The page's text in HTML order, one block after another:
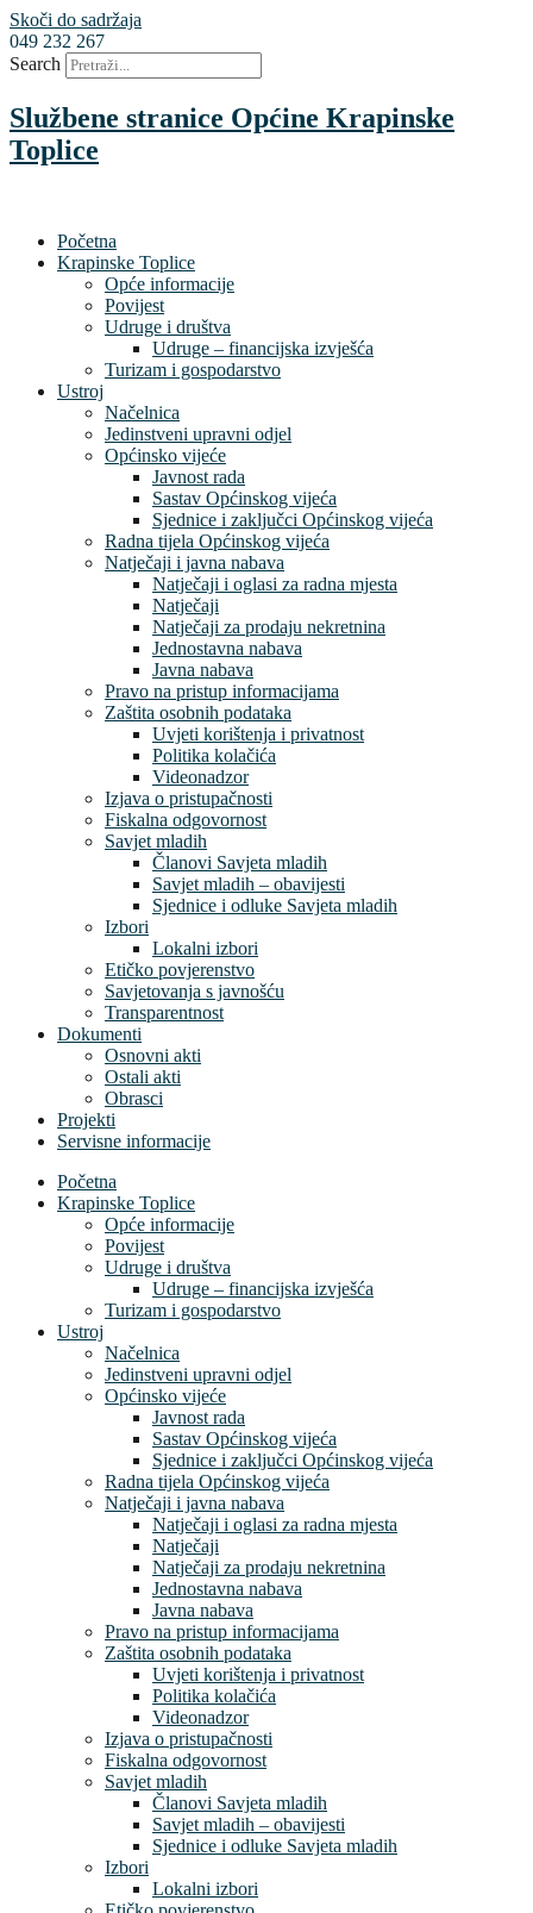
Skoči do sadržaja
049 232 267
Search
Službene stranice Općine Krapinske
Toplice
Početna
Krapinske Toplice
Opće informacije
Povijest
Udruge i društva
Udruge – financijska izvješća
Turizam i gospodarstvo
Ustroj
Načelnica
Jedinstveni upravni odjel
Općinsko vijeće
Javnost rada
Sastav Općinskog vijeća
Sjednice i zaključci Općinskog vijeća
Radna tijela Općinskog vijeća
Natječaji i javna nabava
Natječaji i oglasi za radna mjesta
Natječaji
Natječaji za prodaju nekretnina
Jednostavna nabava
Javna nabava
Pravo na pristup informacijama
Zaštita osobnih podataka
Uvjeti korištenja i privatnost
Politika kolačića
Videonadzor
Izjava o pristupačnosti
Fiskalna odgovornost
Savjet mladih
Članovi Savjeta mladih
Savjet mladih – obavijesti
Sjednice i odluke Savjeta mladih
Izbori
Lokalni izbori
Etičko povjerenstvo
Savjetovanja s javnošću
Transparentnost
Dokumenti
Osnovni akti
Ostali akti
Obrasci
Projekti
Servisne informacije
Početna
Krapinske Toplice
Opće informacije
Povijest
Udruge i društva
Udruge – financijska izvješća
Turizam i gospodarstvo
Ustroj
Načelnica
Jedinstveni upravni odjel
Općinsko vijeće
Javnost rada
Sastav Općinskog vijeća
Sjednice i zaključci Općinskog vijeća
Radna tijela Općinskog vijeća
Natječaji i javna nabava
Natječaji i oglasi za radna mjesta
Natječaji
Natječaji za prodaju nekretnina
Jednostavna nabava
Javna nabava
Pravo na pristup informacijama
Zaštita osobnih podataka
Uvjeti korištenja i privatnost
Politika kolačića
Videonadzor
Izjava o pristupačnosti
Fiskalna odgovornost
Savjet mladih
Članovi Savjeta mladih
Savjet mladih – obavijesti
Sjednice i odluke Savjeta mladih
Izbori
Lokalni izbori